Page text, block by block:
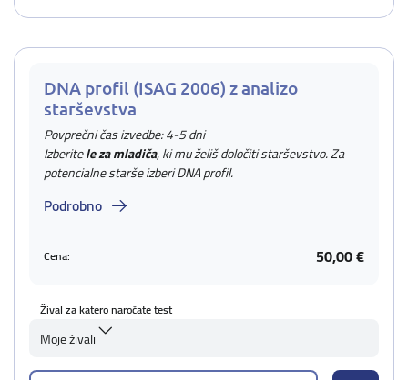
DNA profil (ISAG 2006) z analizo
starševstva
Povprečni čas izvedbe: 4-5 dni
Izberitele za mladiča, ki mu želiš določiti starševstvo. Za
potencialne starše izberi DNA profil.
Podrobno
Cena: 50,00 €
Žival za katero naročate test
Moje živali